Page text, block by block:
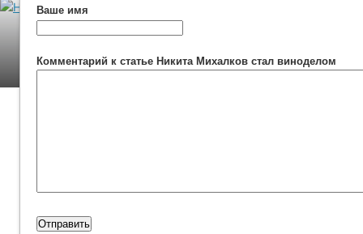
Ваше имя
Комментарий к статье Никита Михалков стал виноделом